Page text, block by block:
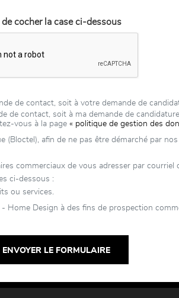
de cocher la case ci-dessous
de contact, soit à votre demande de
de contact, soit à ma demande de
vous à la page « politique de gestion des
afin de ne pas être démarché par
commerciaux de vous adresser par
ci-dessous :
ou services.
Home Design à des fins de prospection
ENVOYER LE FORMULAIRE